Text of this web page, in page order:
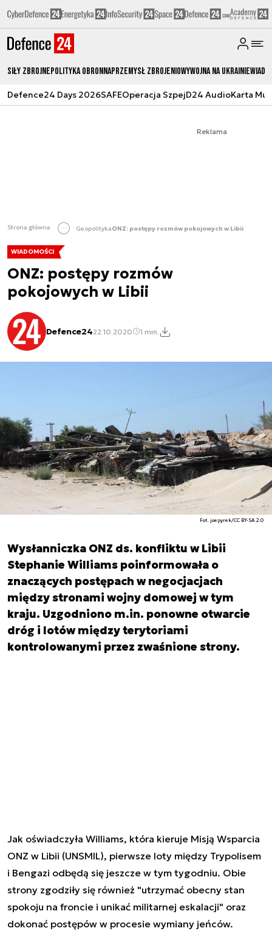
Siły zbrojnePolityka obronnaPrzemysł ZbrojeniowyWojna na Ukrainie
Defence24 Days 2026SAFEOperacja SzpejD24 AudioKarta
Reklama
Strona główna GeopolitykaONZ: postępy rozmów pokojowych w Libii
WIADOMOŚCI
ONZ: postępy rozmów
pokojowych w Libii
Defence2422.10.2020 1 min.
Fot. joepyrek/CC BY-SA 2.0
Wysłanniczka ONZ ds. konfliktu w Libii
Stephanie Williams poinformowała o
znaczących postępach w negocjacjach
między stronami wojny domowej w tym
kraju. Uzgodniono m.in. ponowne otwarcie
dróg i lotów między terytoriami
kontrolowanymi przez zwaśnione strony.
Jak oświadczyła Williams, która kieruje Misją Wsparcia
ONZ w Libii (UNSMIL), pierwsze loty między Trypolisem
i Bengazi odbędą się jeszcze w tym tygodniu. Obie
strony zgodziły się również "utrzymać obecny stan
spokoju na froncie i unikać militarnej eskalacji" oraz
dokonać postępów w procesie wymiany jeńców.